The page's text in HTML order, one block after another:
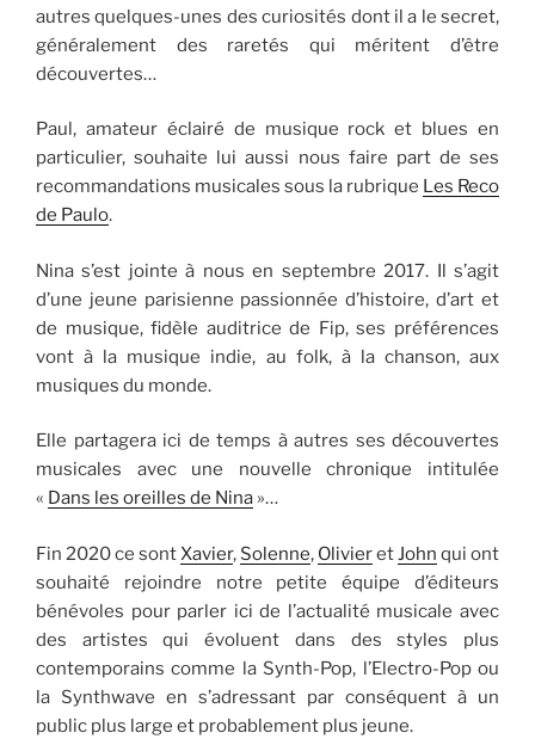
autres quelques-unes des curiosités dont il a le secret,
généralement des raretés qui méritent d’être
découvertes…
Paul, amateur éclairé de musique rock et blues en
particulier, souhaite lui aussi nous faire part de ses
recommandations musicales sous la rubrique Les Reco
de Paulo.
Nina s’est jointe à nous en septembre 2017. Il s’agit
d’une jeune parisienne passionnée d’histoire, d’art et
de musique, fidèle auditrice de Fip, ses préférences
vont à la musique indie, au folk, à la chanson, aux
musiques du monde.
Elle partagera ici de temps à autres ses découvertes
musicales avec une nouvelle chronique intitulée
« Dans les oreilles de Nina »…
Fin 2020 ce sont Xavier, Solenne, Olivieret John qui ont
souhaité rejoindre notre petite équipe d’éditeurs
bénévoles pour parler ici de l’actualité musicale avec
des artistes qui évoluent dans des styles plus
contemporains comme la Synth-Pop, l’Electro-Pop ou
la Synthwave en s’adressant par conséquent à un
public plus large et probablement plus jeune.